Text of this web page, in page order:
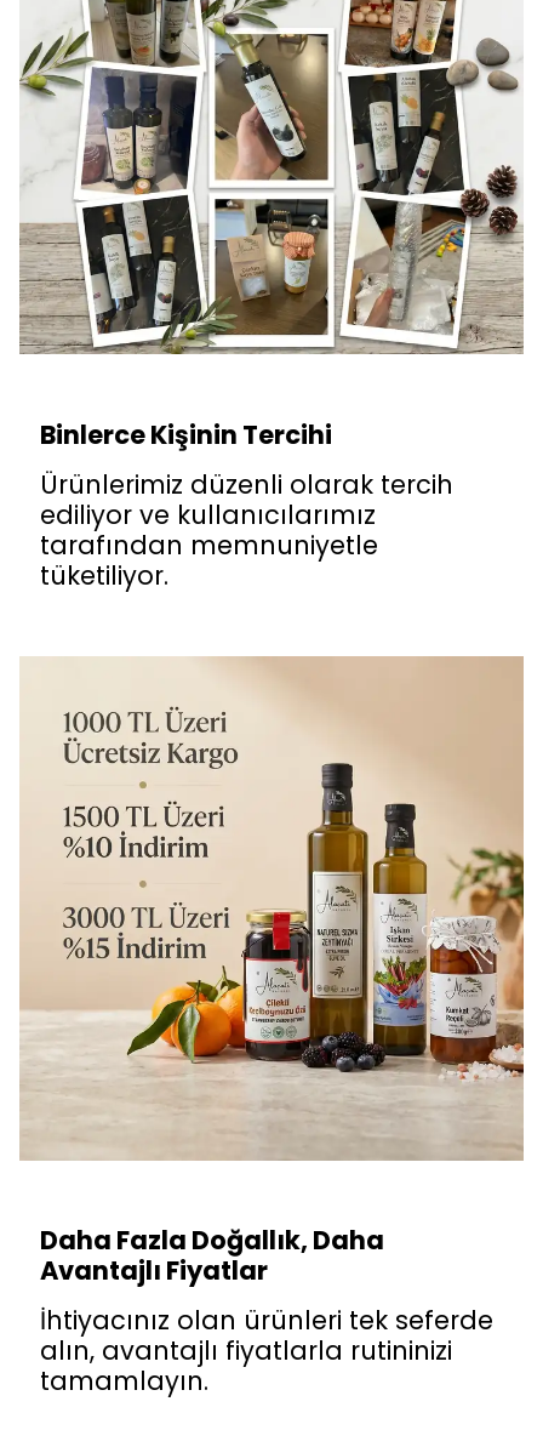
Binlerce Kişinin Tercihi
Ürünlerimiz düzenli olarak tercih
ediliyor ve kullanıcılarımız
tarafından memnuniyetle
tüketiliyor.
Daha Fazla Doğallık, Daha
Avantajlı Fiyatlar
İhtiyacınız olan ürünleri tek seferde
alın, avantajlı fiyatlarla rutininizi
tamamlayın.